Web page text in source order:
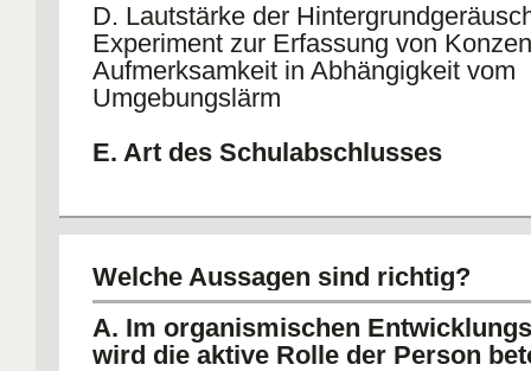
D. Lautstärke der
Experiment zur Erfassung von
Aufmerksamkeit in Abhängigkeit vom
Umgebungslärm
E. Art des Schulabschlusses
Welche Aussagen sind richtig?
A. Im organismischen
wird die aktive Rolle der Person